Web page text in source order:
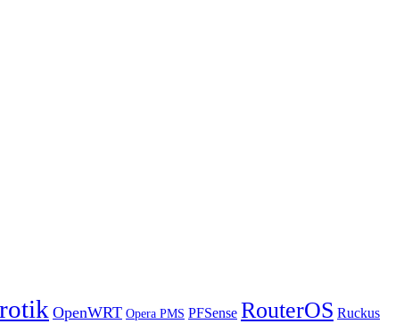
OpenWRT Opera PMS PFSense RouterOS Ruckus